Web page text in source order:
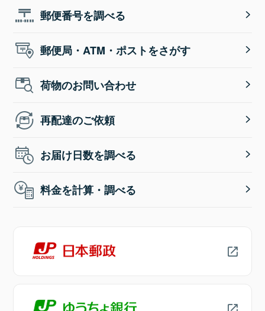
郵便番号を調べる
郵便局・ATM・ポストをさがす
荷物のお問い合わせ
再配達のご依頼
お届け日数を調べる
料金を計算・調べる